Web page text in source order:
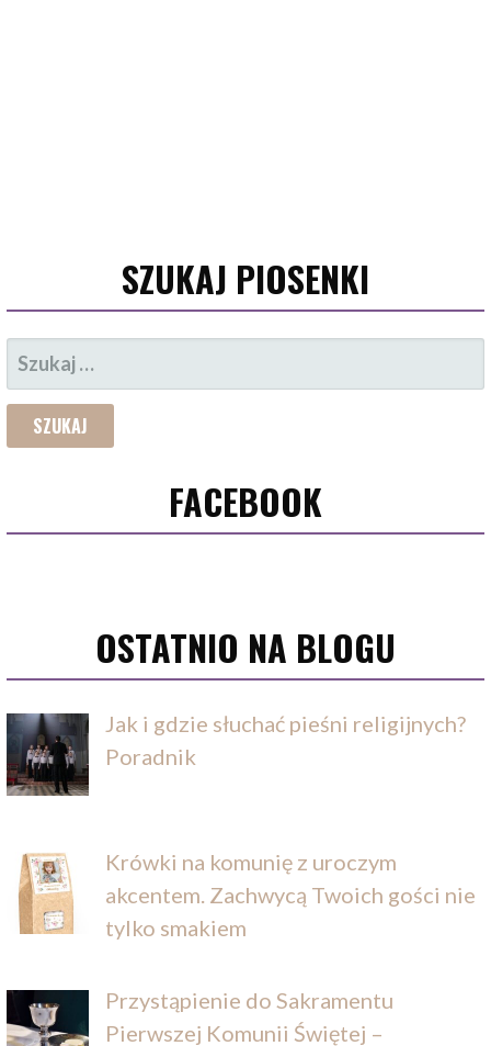
SZUKAJ PIOSENKI
SZUKAJ:
FACEBOOK
OSTATNIO NA BLOGU
Jak i gdzie słuchać pieśni religijnych?
Poradnik
Krówki na komunię z uroczym
akcentem. Zachwycą Twoich gości nie
tylko smakiem
Przystąpienie do Sakramentu
Pierwszej Komunii Świętej –